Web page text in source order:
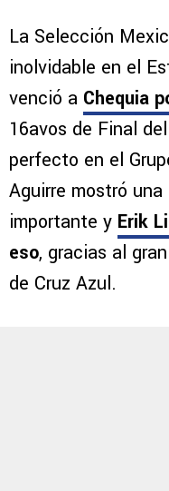
La Selección
inolvidable en el
venció a Chequia
16avos de Final
perfecto en el
Aguirre mostró
importante y Erik
eso, gracias al
de Cruz Azul.